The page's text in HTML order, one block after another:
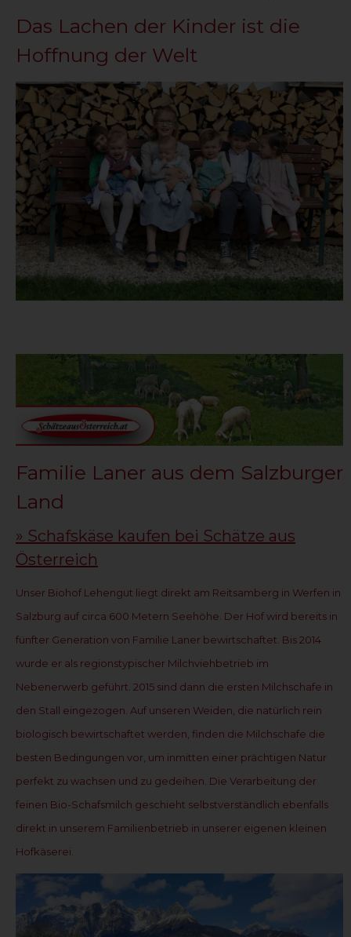
Das Lachen der Kinder ist die
Hoffnung der Welt
Familie Laner aus dem Salzburger
Land
» Schafskäse kaufen bei Schätze aus
Österreich
Unser Biohof Lehengut liegt direkt am Reitsamberg in Werfen in
Salzburg auf circa 600 Metern Seehöhe. Der Hof wird bereits in
fünfter Generation von Familie Laner bewirtschaftet. Bis 2014
wurde er als regionstypischer Milchviehbetrieb im
Nebenerwerb geführt. 2015 sind dann die ersten Milchschafe in
den Stall eingezogen. Auf unseren Weiden, die natürlich rein
biologisch bewirtschaftet werden, finden die Milchschafe die
besten Bedingungen vor, um inmitten einer prächtigen Natur
perfekt zu wachsen und zu gedeihen. Die Verarbeitung der
feinen Bio-Schafsmilch geschieht selbstverständlich ebenfalls
direkt in unserem Familienbetrieb in unserer eigenen kleinen
Hofkäserei.